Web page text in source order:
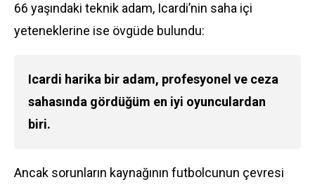
66 yaşındaki teknik adam, Icardi’nin saha içi
yeteneklerine ise övgüde bulundu:
Icardi harika bir adam, profesyonel ve ceza
sahasında gördüğüm en iyi oyunculardan
biri.
Ancak sorunların kaynağının futbolcunun çevresi